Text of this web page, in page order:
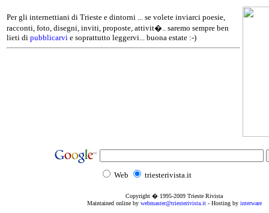
Per gli internettiani di Trieste e dintorni ... se volete inviarci poesie,
racconti, foto, disegni, inviti, proposte, attivit�.. saremo sempre ben
lieti di pubblicarvi e soprattutto leggervi... buona estate :-)
Web triesterivista.it
Copyright � 1995-2009 Trieste Rivista
Maintained online by webmaster@triesterivista.it- Hosting by interware